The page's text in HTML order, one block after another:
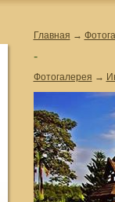
Главная →
-
Фотогалерея →